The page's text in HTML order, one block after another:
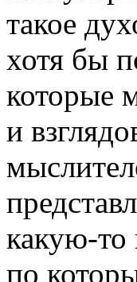
такое
хотя бы
которые
и
какую-то
по